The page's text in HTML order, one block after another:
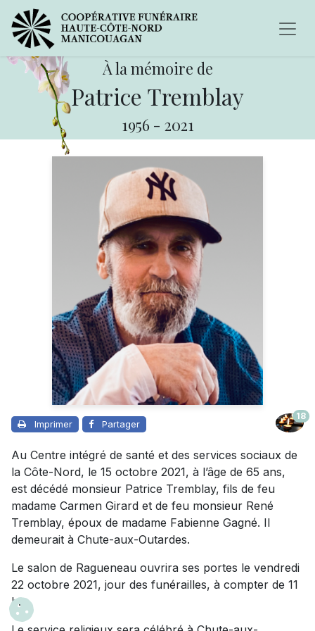
À la mémoire de
Patrice Tremblay
1956 - 2021
Imprimer Partager
18
Au Centre intégré de santé et des services sociaux de
la Côte-Nord, le 15 octobre 2021, à l’âge de 65 ans,
est décédé monsieur Patrice Tremblay, fils de feu
madame Carmen Girard et de feu monsieur René
Tremblay, époux de madame Fabienne Gagné. Il
demeurait à Chute-aux-Outardes.
Le salon de Ragueneau ouvrira ses portes le vendredi
22 octobre 2021, jour des funérailles, à compter de 11
h.